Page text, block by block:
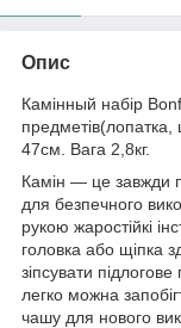
Опис
Камінный набір
предметів(лопатка,
47см. Вага 2,8кг.
Камін — це завжди
для безпечного
рукою жаростійкі
головка або щіпка
зіпсувати
легко можна
чашу для нового